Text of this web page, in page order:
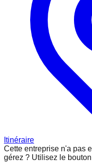
Itinéraire
Cette entreprise n'a pas
gérez ? Utilisez le